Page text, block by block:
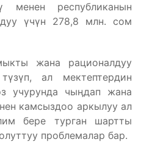
менен республиканын
үчүн 278,8 млн. сом
жана рационалдуу
ал мектептердин
учурунда чыӊдап жана
камсыздоо аркылуу ал
бере турган шартты
проблемалар бар.